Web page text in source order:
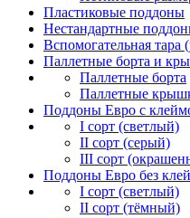
Пластиковые поддоны
Нестандартные
Вспомогательная тара
Паллетные борта и
Паллетные борта
Паллетные
Поддоны Евро с
I сорт (светлый)
II сорт (серый)
III сорт
Поддоны Евро без
I сорт (светлый)
II сорт (тёмный)